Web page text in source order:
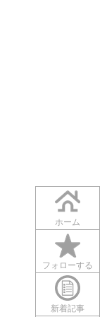
ホーム
フォローする
新着記事